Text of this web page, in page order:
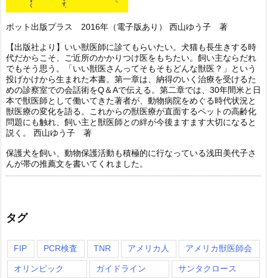
ポット出版プラス 2016年（電子版あり） 西山ゆう子 著
【出版社より】いい獣医師に診てもらいたい。犬猫も長生きする時
代だからこそ、ご近所のかかりつけ医をもちたい。飼い主ならだれ
でもそう思う。「いい獣医さんってそもそもどんな獣医？」という
投げかけから生まれた本書。第一章は、納得のいく治療を受けるた
めの診察室での会話術をQ＆Aで伝える。第二章では、30年間米と日
本で獣医師として働いてきた著者が、動物病院をめぐる時代状況と
獣医療の変化を語る。これからの獣医療が直面するペットの高齢化
問題にも触れ、飼い主と獣医師との絆が今後ますます大切になると
説く。 西山ゆう子 著
保護犬を飼い、動物保護活動も積極的に行なっている浅田美代子さ
んが帯の推薦文を書いてくれました。
タグ
FIP PCR検査 TNR アメリカ人 アメリカ獣医師会
オリンピック ガイドライン サンタクロース